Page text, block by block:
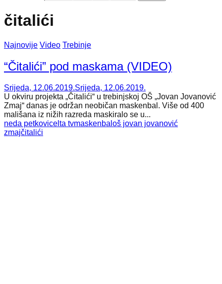
čitalići
Najnovije Video Trebinje
“Čitalići” pod maskama (VIDEO)
Srijeda, 12.06.2019.Srijeda, 12.06.2019.
U okviru projekta „Čitalići“ u trebinjskoj OŠ „Jovan Jovanović
Zmaj“ danas je održan neobičan maskenbal. Više od 400
mališana iz nižih razreda maskiralo se u...
neda petkovicelta tvmaskenbal oš jovan jovanović
zmajčitalići